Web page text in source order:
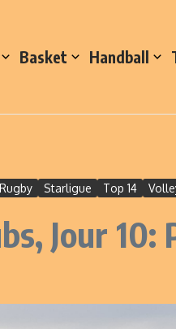
Basket Handball
Rugby Starligue Top 14
Jour 10: